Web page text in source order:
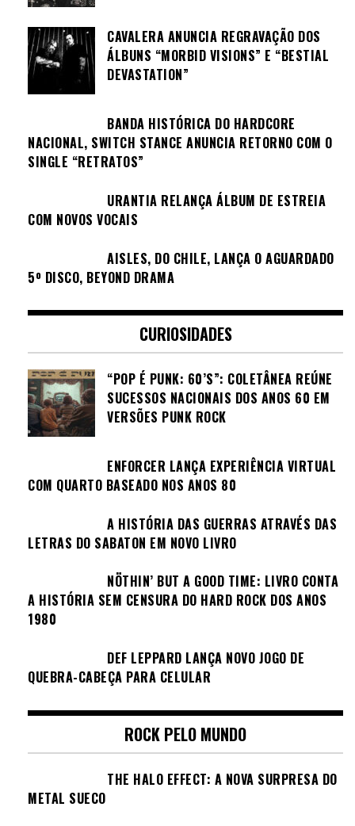
CAVALERA ANUNCIA REGRAVAÇÃO DOS
ÁLBUNS “MORBID VISIONS” E “BESTIAL
DEVASTATION”
BANDA HISTÓRICA DO HARDCORE
NACIONAL, SWITCH STANCE ANUNCIA RETORNO COM O
SINGLE “RETRATOS”
URANTIA RELANÇA ÁLBUM DE ESTREIA
COM NOVOS VOCAIS
AISLES, DO CHILE, LANÇA O AGUARDADO
5º DISCO, BEYOND DRAMA
CURIOSIDADES
“POP É PUNK: 60’S”: COLETÂNEA REÚNE
SUCESSOS NACIONAIS DOS ANOS 60 EM
VERSÕES PUNK ROCK
ENFORCER LANÇA EXPERIÊNCIA VIRTUAL
COM QUARTO BASEADO NOS ANOS 80
A HISTÓRIA DAS GUERRAS ATRAVÉS DAS
LETRAS DO SABATON EM NOVO LIVRO
NÖTHIN’ BUT A GOOD TIME: LIVRO CONTA
A HISTÓRIA SEM CENSURA DO HARD ROCK DOS ANOS
1980
DEF LEPPARD LANÇA NOVO JOGO DE
QUEBRA-CABEÇA PARA CELULAR
ROCK PELO MUNDO
THE HALO EFFECT: A NOVA SURPRESA DO
METAL SUECO